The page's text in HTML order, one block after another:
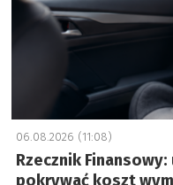
06.08.2026 (11:08)
Rzecznik
pokrywać koszt